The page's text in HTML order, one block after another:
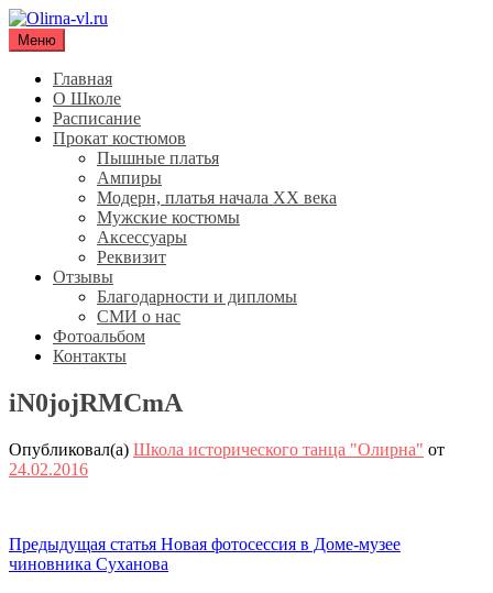
Перейти
содержимому
Olirna-vl.ru
Школа исторического танца "Олирна"
Меню
Главная
О Школе
Расписание
Прокат костюмов
Пышные платья
Ампиры
Модерн, платья начала XX века
Мужские костюмы
Аксессуары
Реквизит
Отзывы
Благодарности и дипломы
СМИ о нас
Фотоальбом
Контакты
iN0jojRMCmA
Опубликовал(а) Школа исторического танца "Олирна" от
24.02.2016
Продолжить
чтение
Предыдущая статья Новая фотосессия в Доме-музее
чиновника Суханова